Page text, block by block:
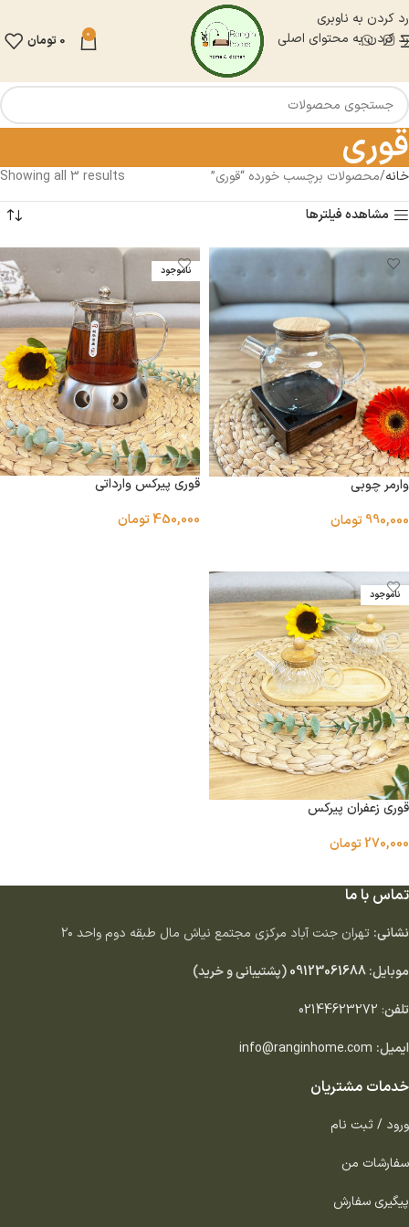
رد کردن به ناوبری
رد کردن به محتوای اصلی
0
0 تومان
قوری
خانه محصولات برچسب خورده “قوری”
Showing all 3 results
مشاهده فیلترها
وارمر چوبی
990,000تومان
ناموجود
قوری پیرکس وارداتی
450,000تومان
ناموجود
قوری زعفران پیرکس
270,000تومان
تماس با ما
نشانی: تهران جنت آباد مركزى مجتمع نياش مال طبقه دوم واحد ٢٠
موبایل:09123061688(پشتیبانی و خرید)
تلفن:
02144623272
ایمیل: info@ranginhome.com
خدمات مشتریان
ورود / ثبت نام
سفارشات من
پیگیری سفارش